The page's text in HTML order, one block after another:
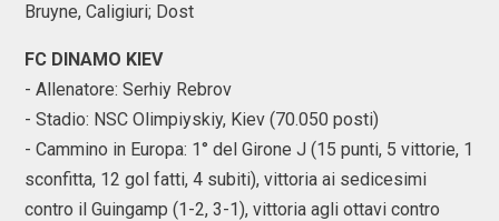
Bruyne, Caligiuri; Dost
FC DINAMO KIEV
- Allenatore: Serhiy Rebrov
- Stadio: NSC Olimpiyskiy, Kiev (70.050 posti)
- Cammino in Europa: 1° del Girone J (15 punti, 5 vittorie, 1
sconfitta, 12 gol fatti, 4 subiti), vittoria ai sedicesimi
contro il Guingamp (1-2, 3-1), vittoria agli ottavi contro